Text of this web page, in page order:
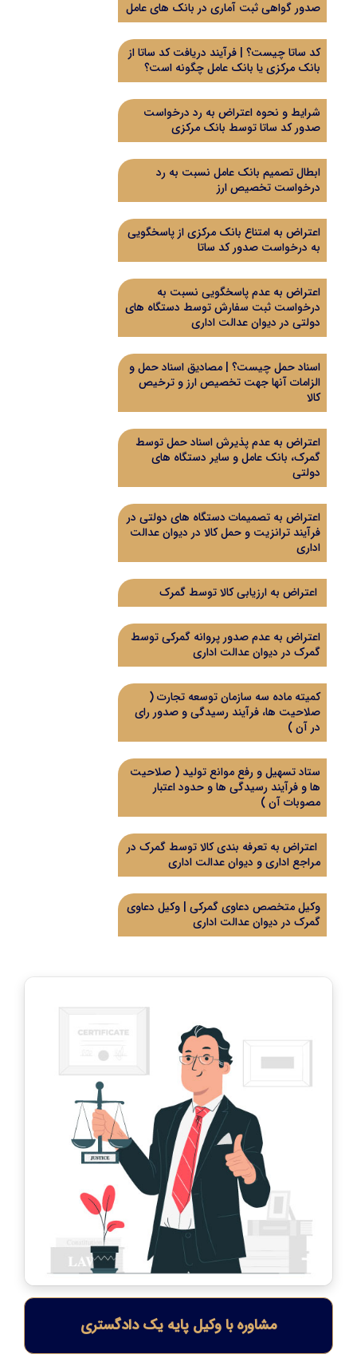
صدور گواهی ثبت آماری در بانک های عامل
کد ساتا چیست؟ | فرآیند دریافت کد ساتا از
بانک مرکزی یا بانک عامل چگونه است؟
شرایط و نحوه اعتراض به رد درخواست
صدور کد ساتا توسط بانک مرکزی
ابطال تصمیم بانک عامل نسبت به رد
درخواست تخصیص ارز
اعتراض به امتناع بانک مرکزی از پاسخگویی
به درخواست صدور کد ساتا
اعتراض به عدم پاسخگویی نسبت به
درخواست ثبت سفارش توسط دستگاه های
دولتی در دیوان عدالت اداری
اسناد حمل چیست؟ | مصادیق اسناد حمل و
الزامات آنها جهت تخصیص ارز و ترخیص
کالا
اعتراض به عدم پذیرش اسناد حمل توسط
گمرک، بانک عامل و سایر دستگاه های
دولتی
اعتراض به تصمیمات دستگاه های دولتی در
فرآیند ترانزیت و حمل کالا در دیوان عدالت
اداری
اعتراض به ارزیابی کالا توسط گمرک
اعتراض به عدم صدور پروانه گمرکی توسط
گمرک در دیوان عدالت اداری
کمیته ماده سه سازمان توسعه تجارت (
صلاحیت ها، فرآیند رسیدگی و صدور رای
در آن )
ستاد تسهیل و رفع موانع تولید ( صلاحیت
ها و فرآیند رسیدگی ها و حدود اعتبار
مصوبات آن )
اعتراض به تعرفه بندی کالا توسط گمرک در
مراجع اداری و دیوان عدالت اداری
وکیل متخصص دعاوی گمرکی | وکیل دعاوی
گمرک در دیوان عدالت اداری
مشاوره با وکیل پایه یک دادگستری